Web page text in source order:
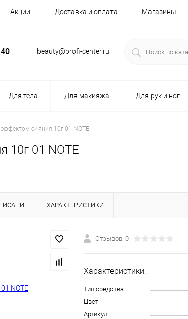
Акции Доставка и оплата Магазины
beauty@profi-center.ru
Для тела Для макияжа Для рук и ног
сияния 10г 01 NOTE
10г 01 NOTE
ХАРАКТЕРИСТИКИ
Отзывов: 0
Характеристики:
Тип средства
Цвет
Артикул